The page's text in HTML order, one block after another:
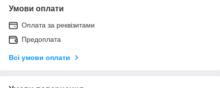
Умови оплати
Оплата за реквізитами
Предоплата
Всі умови оплати